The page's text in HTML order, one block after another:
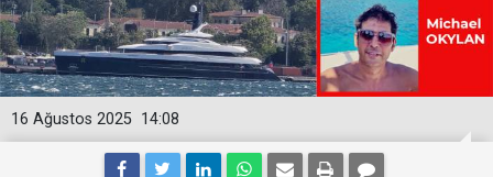
14:08
16 Ağustos 2025